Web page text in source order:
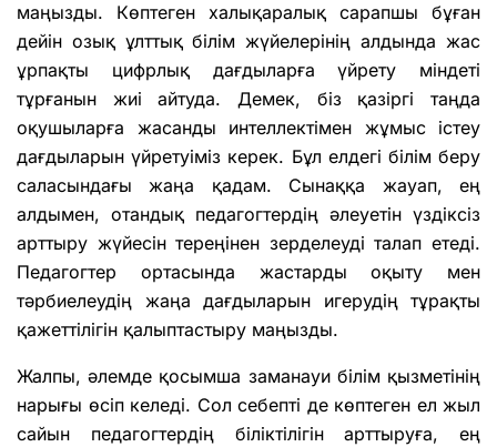
маңызды. Көптеген халықаралық сарапшы бұған
дейін озық ұлттық білім жүйелерінің алдында жас
ұрпақты цифрлық дағдыларға үйрету міндеті
тұрғанын жиі айтуда. Демек, біз қазіргі таңда
оқушыларға жасанды интеллектімен жұмыс істеу
дағдыларын үйретуіміз керек. Бұл елдегі білім беру
саласындағы жаңа қадам. Сынаққа жауап, ең
алдымен, отандық педагогтердің әлеуетін үздіксіз
арттыру жүйесін тереңінен зерделеуді талап етеді.
Педагогтер ортасында жастарды оқыту мен
тәрбиелеудің жаңа дағдыларын игерудің тұрақты
қажеттілігін қалыптастыру маңызды.
Жалпы, әлемде қосымша заманауи білім қызметінің
нарығы өсіп келеді. Сол себепті де көптеген ел жыл
сайын педагогтердің біліктілігін арттыруға, ең